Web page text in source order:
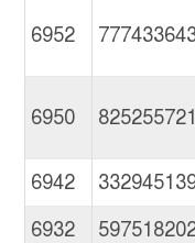
6952
6950
6942
6932